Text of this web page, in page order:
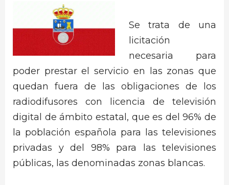
Se trata de una
licitación
necesaria para
poder prestar el servicio en las zonas que
quedan fuera de las obligaciones de los
radiodifusores con licencia de televisión
digital de ámbito estatal, que es del 96% de
la población española para las televisiones
privadas y del 98% para las televisiones
públicas, las denominadas zonas blancas.